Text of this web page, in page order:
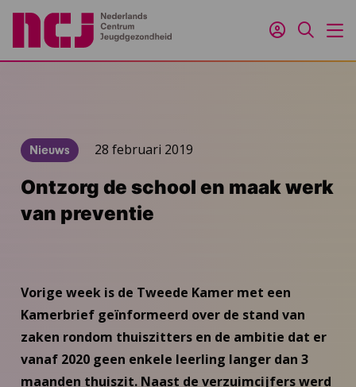
Inloggen
Zoeken
Nieuws 28 februari 2019
Ontzorg de school en maak werk
van preventie
Vorige week is de Tweede Kamer met een
Kamerbrief geïnformeerd over de stand van
zaken rondom thuiszitters en de ambitie dat er
vanaf 2020 geen enkele leerling langer dan 3
maanden thuiszit. Naast de verzuimcijfers werd